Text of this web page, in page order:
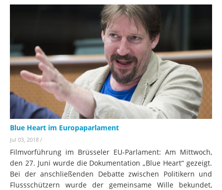
Blue Heart im Europaparlament
Jul 03, 2018 /
Filmvorführung im Brüsseler EU-Parlament: Am Mittwoch,
den 27. Juni wurde die Dokumentation „Blue Heart“ gezeigt.
Bei der anschließenden Debatte zwischen Politikern und
Flussschützern wurde der gemeinsame Wille bekundet,